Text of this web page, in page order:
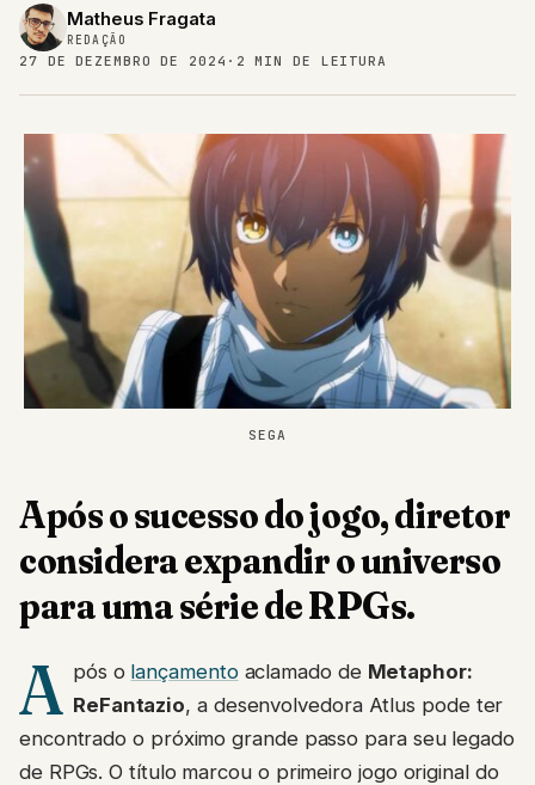
Matheus Fragata
REDAÇÃO
27 DE DEZEMBRO DE 2024 · 2 MIN DE LEITURA
SEGA
Após o sucesso do jogo, diretor
considera expandir o universo
para uma série de RPGs.
A pós o lançamentoaclamado de Metaphor:
ReFantazio, a desenvolvedora Atlus pode ter
encontrado o próximo grande passo para seu legado
de RPGs. O título marcou o primeiro jogo original do